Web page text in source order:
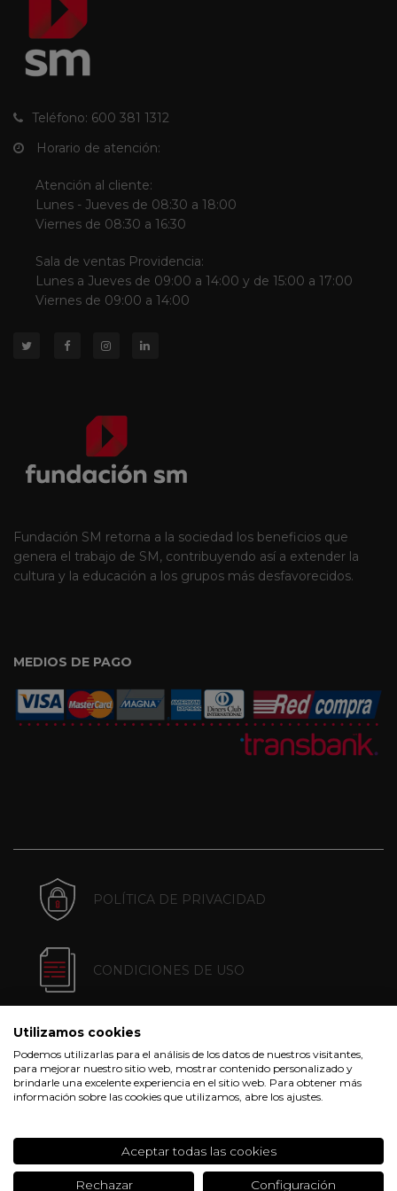
Teléfono: 600 381 1312
Horario de atención:
Atención al cliente:
Lunes - Jueves de 08:30 a 18:00
Viernes de 08:30 a 16:30
Sala de ventas Providencia:
Lunes a Jueves de 09:00 a 14:00 y de 15:00 a 17:00
Viernes de 09:00 a 14:00
Fundación SM retorna a la sociedad los beneficios que
genera el trabajo de SM, contribuyendo así a extender la
cultura y la educación a los grupos más desfavorecidos.
MEDIOS DE PAGO
POLÍTICA DE PRIVACIDAD
CONDICIONES DE USO
Utilizamos cookies
Podemos utilizarlas para el análisis de los datos de nuestros visitantes,
para mejorar nuestro sitio web, mostrar contenido personalizado y
brindarle una excelente experiencia en el sitio web. Para obtener más
información sobre las cookies que utilizamos, abre los ajustes.
Aceptar todas las cookies
Rechazar Configuración